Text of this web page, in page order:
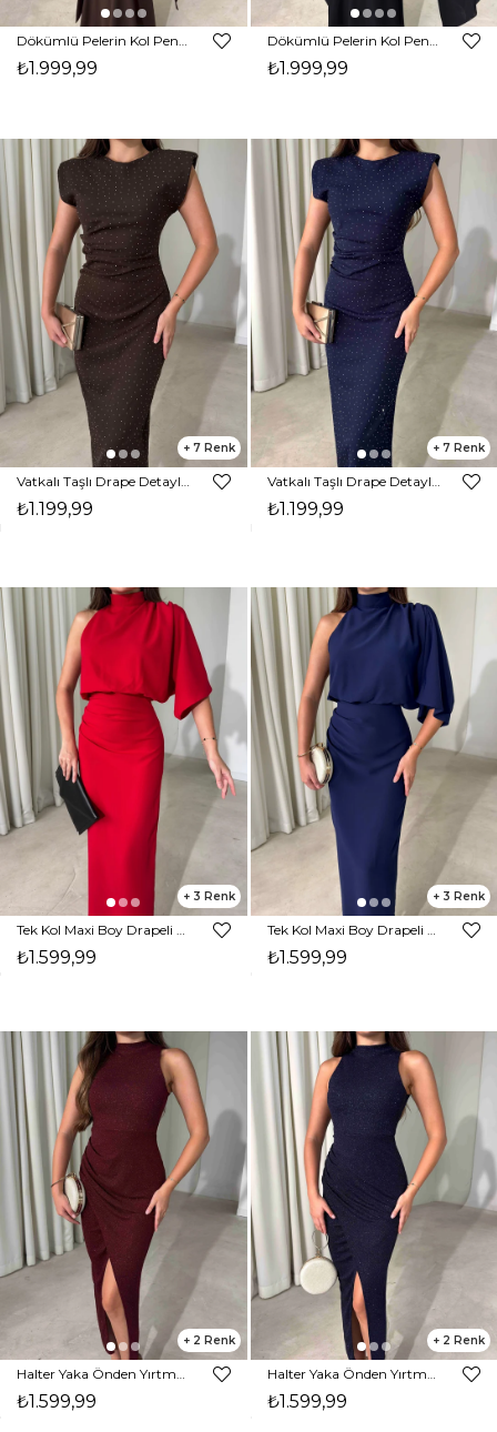
₺1.999,99 ₺1.999,99
7
₺1.199,99
7
₺1.199,99
3
₺1.599,99
3
₺1.599,99
2
₺1.599,99
2
₺1.599,99